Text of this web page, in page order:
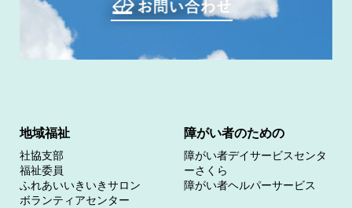
地域福祉
社協支部
福祉委員
ふれあいいきいきサロン
ボランティアセンター
障がい者のための
障がい者デイサービスセンタ
ーさくら
障がい者ヘルパーサービス